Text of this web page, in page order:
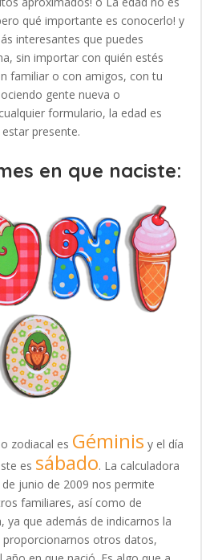
qué importante es conocerlo! y
interesantes que puedes
sin importar con quién estés
familiar o con amigos, con tu
gente nueva o
formulario, la edad es
presente.
en que naciste:
zodiacal es Géminis y el día
es sábado. La calculadora
junio de 2009 nos permite
familiares, así como de
ya que además de indicarnos la
proporcionarnos otros datos,